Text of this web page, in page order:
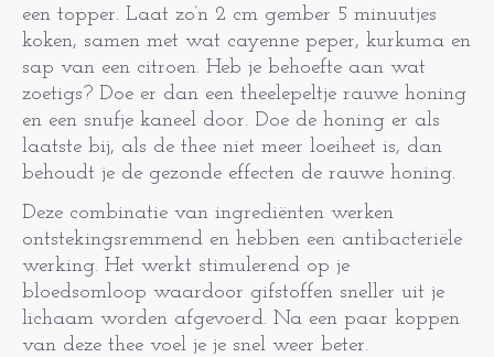
een topper. Laat zo’n 2 cm gember 5 minuutjes
koken, samen met wat cayenne peper, kurkuma en
sap van een citroen. Heb je behoefte aan wat
zoetigs? Doe er dan een theelepeltje rauwe honing
en een snufje kaneel door. Doe de honing er als
laatste bij, als de thee niet meer loeiheet is, dan
behoudt je de gezonde effecten de rauwe honing.
Deze combinatie van ingrediënten werken
ontstekingsremmend en hebben een antibacteriële
werking. Het werkt stimulerend op je
bloedsomloop waardoor gifstoffen sneller uit je
lichaam worden afgevoerd. Na een paar koppen
van deze thee voel je je snel weer beter.